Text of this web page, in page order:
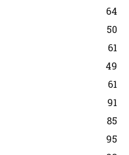
64
50
61
49
61
91
85
95